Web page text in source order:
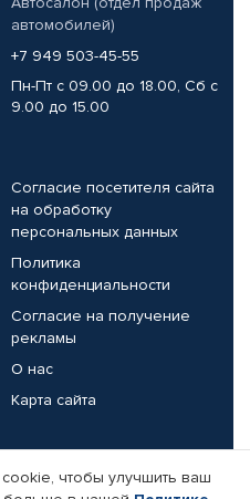
автомобилей)
+7 949 503-45-55
Пн-Пт с 09.00 до 18.00, Сб с
9.00 до 15.00
Согласие посетителя сайта
на обработку
персональных данных
Политика
конфиденциальности
Согласие на получение
рекламы
О нас
Карта сайта
чтобы улучшить ваш